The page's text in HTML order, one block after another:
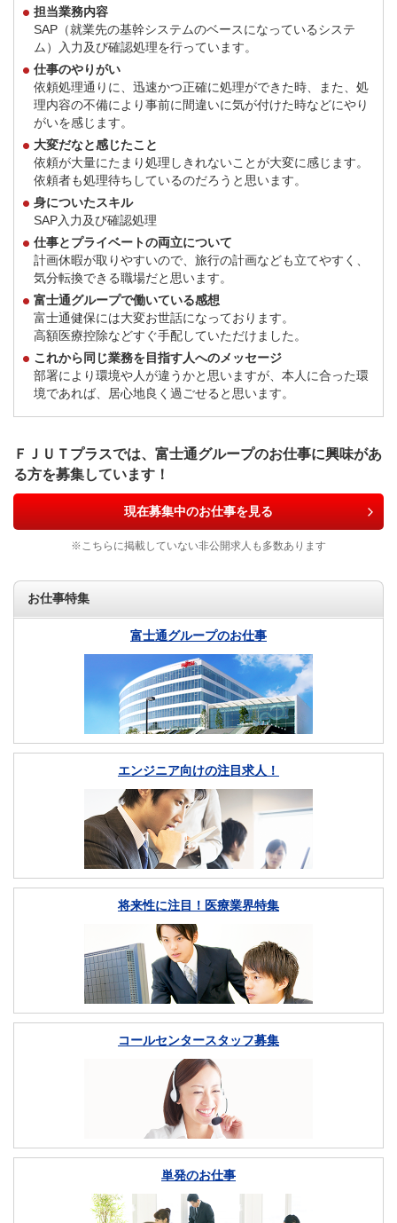
担当業務内容
SAP（就業先の基幹システムのベースになっているシステ
ム）入力及び確認処理を行っています。
仕事のやりがい
依頼処理通りに、迅速かつ正確に処理ができた時、また、処
理内容の不備により事前に間違いに気が付けた時などにやり
がいを感じます。
大変だなと感じたこと
依頼が大量にたまり処理しきれないことが大変に感じます。
依頼者も処理待ちしているのだろうと思います。
身についたスキル
SAP入力及び確認処理
仕事とプライベートの両立について
計画休暇が取りやすいので、旅行の計画なども立てやすく、
気分転換できる職場だと思います。
富士通グループで働いている感想
富士通健保には大変お世話になっております。
高額医療控除などすぐ手配していただけました。
これから同じ業務を目指す人へのメッセージ
部署により環境や人が違うかと思いますが、本人に合った環
境であれば、居心地良く過ごせると思います。
ＦＪＵＴプラスでは、富士通グループのお仕事に興味があ
る方を募集しています！
現在募集中のお仕事を見る
※こちらに掲載していない非公開求人も多数あります
お仕事特集
富士通グループのお仕事
エンジニア向けの注目求人！
将来性に注目！医療業界特集
コールセンタースタッフ募集
単発のお仕事